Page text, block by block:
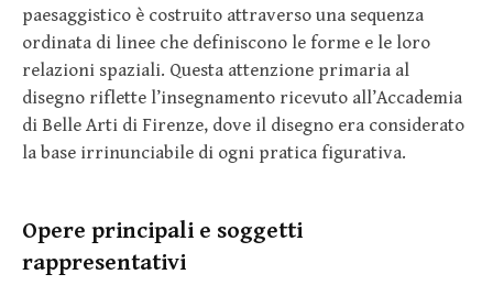
paesaggistico è costruito attraverso una sequenza
ordinata di linee che definiscono le forme e le loro
relazioni spaziali. Questa attenzione primaria al
disegno riflette l’insegnamento ricevuto all’Accademia
di Belle Arti di Firenze, dove il disegno era considerato
la base irrinunciabile di ogni pratica figurativa.
Opere principali e soggetti
rappresentativi